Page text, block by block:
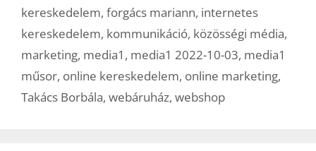
kereskedelem, forgács mariann, internetes
kereskedelem, kommunikáció, közösségi média,
marketing, media1 , media1 2022-10-03, media1
műsor, online kereskedelem, online marketing,
Takács Borbála, webáruház, webshop